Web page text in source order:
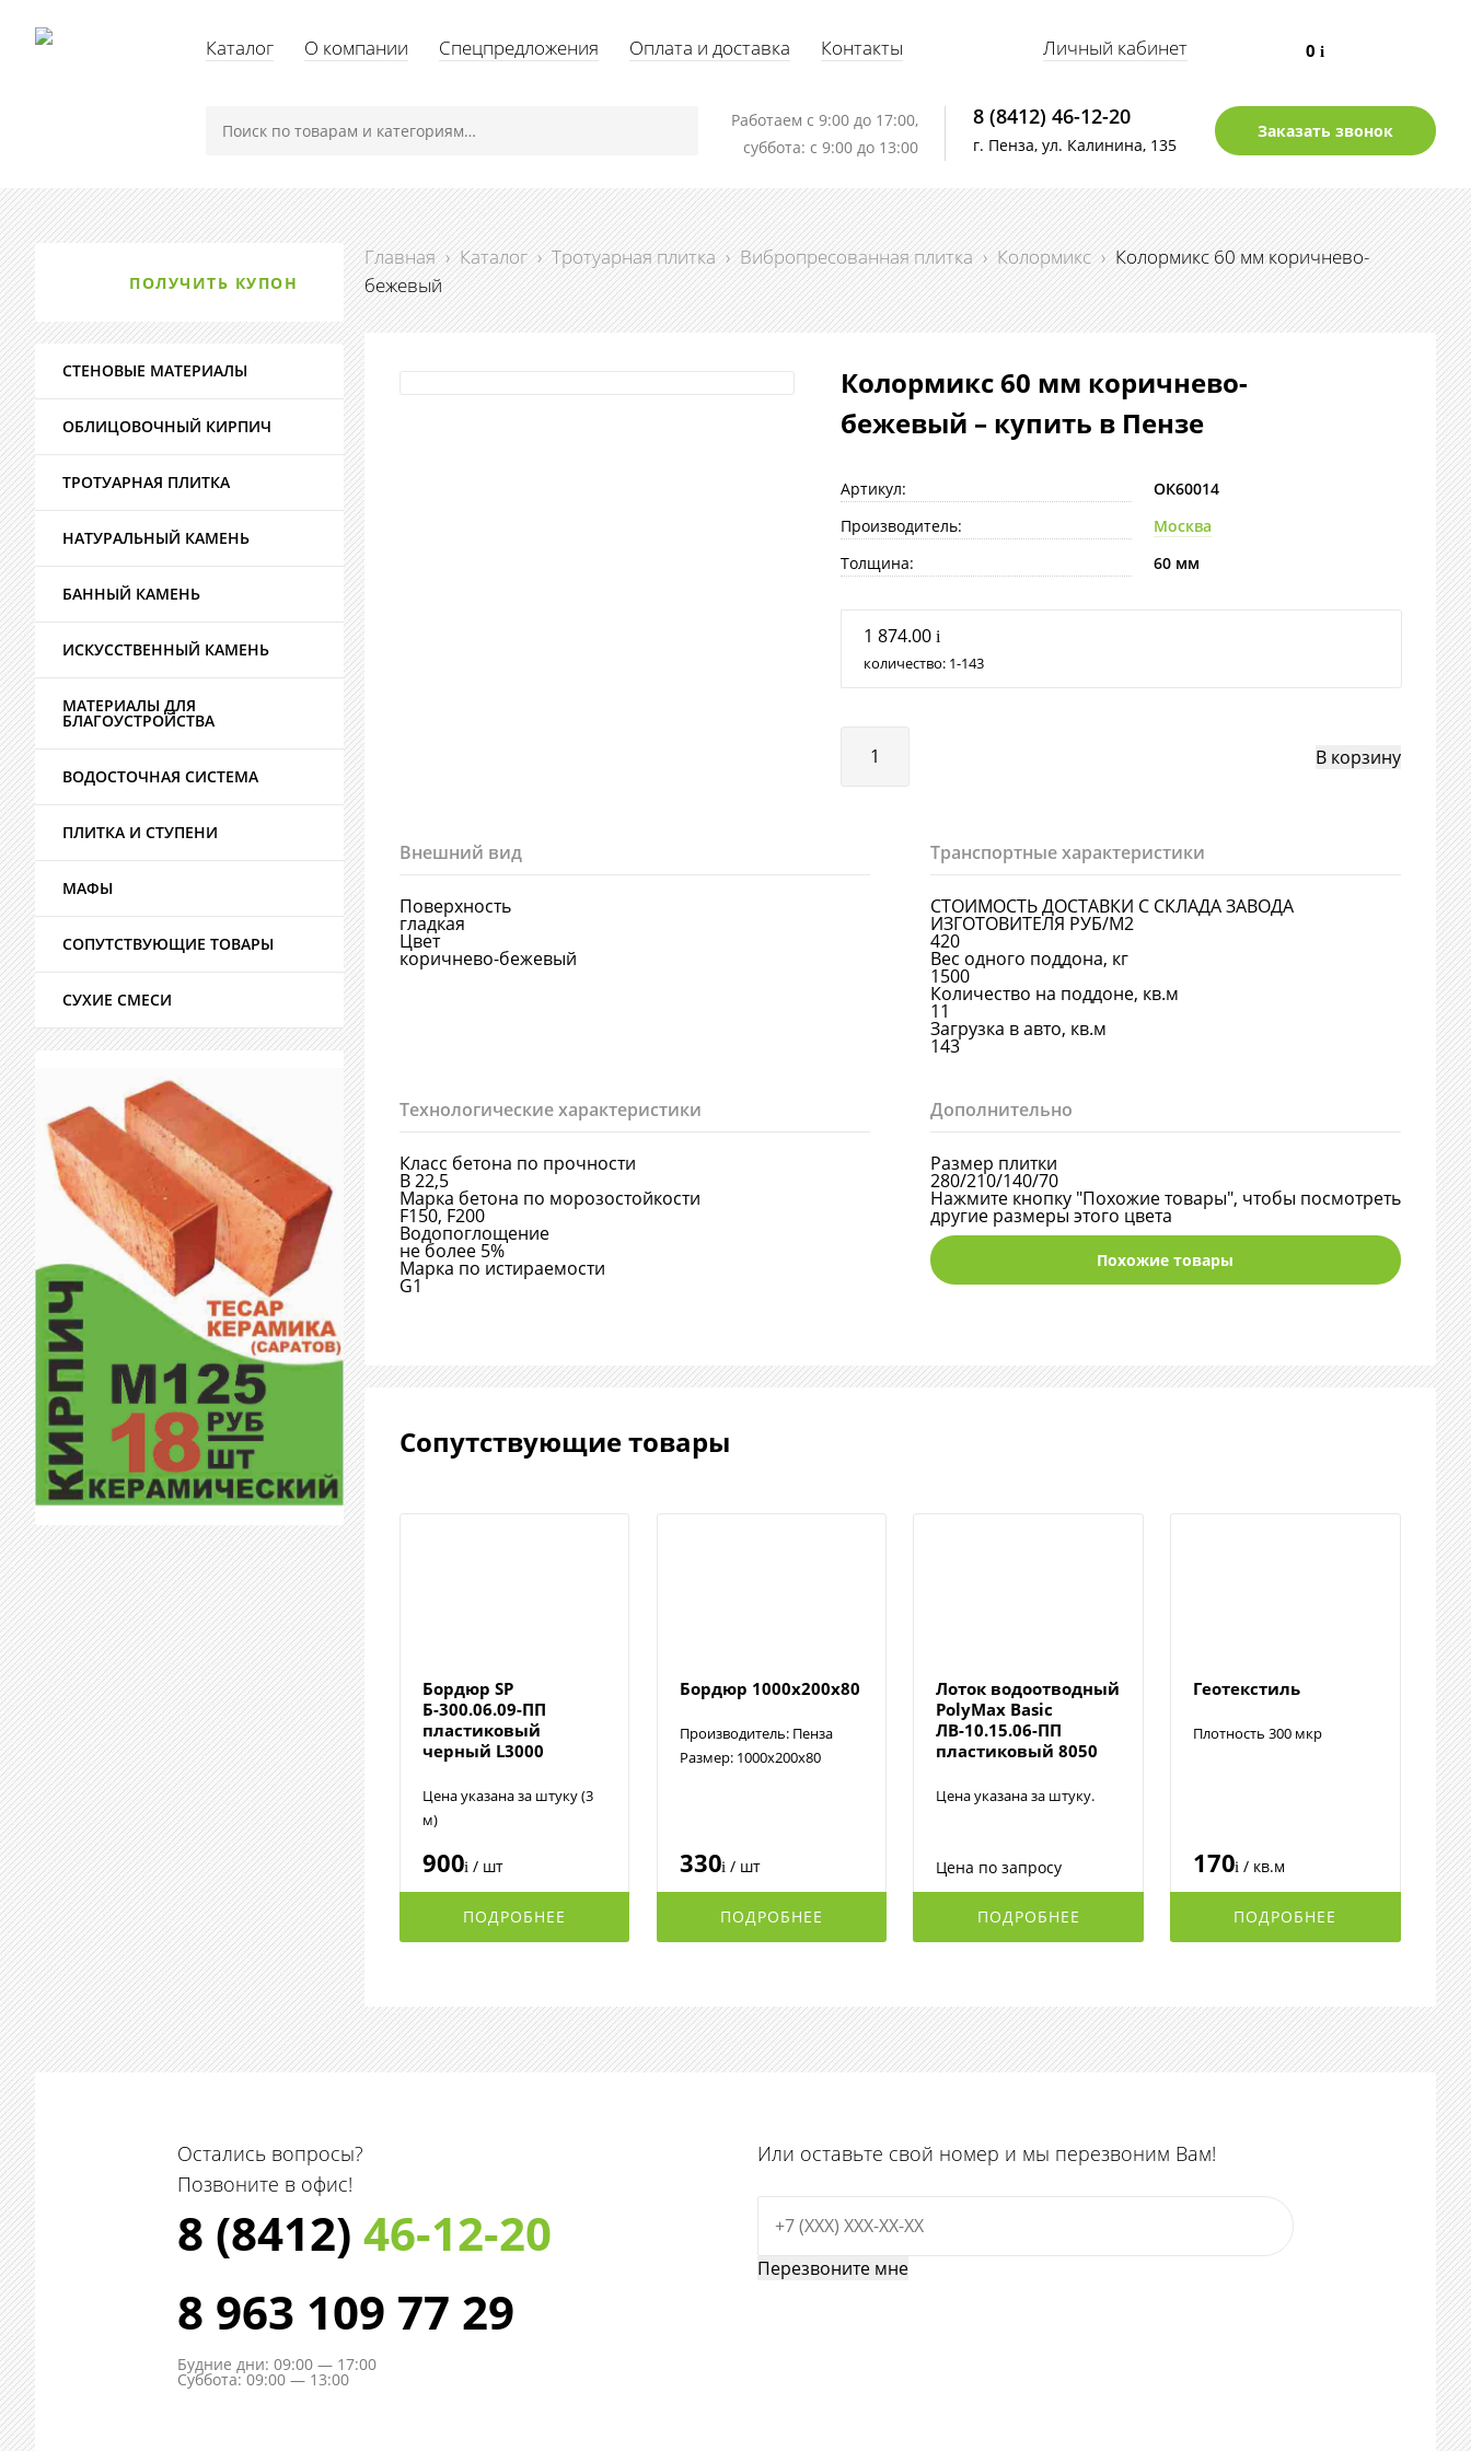
Каталог О компании Спецпредложения Оплата и доставка Контакты Личный кабинет 0i
Работаем c 9:00 до 17:00,
суббота: с 9:00 до 13:00
8 (8412) 46-12-20
г. Пенза, ул. Калинина, 135
Заказать звонок
Главная › Каталог › Тротуарная плитка › Вибропресованная плитка › Колормикс › Колормикс 60 мм коричнево-
бежевый
Колормикс 60 мм коричнево-
бежевый – купить в Пензе
Артикул:
OК60014
Производитель:
Москва
Толщина:
60 мм
1 874.00 i
количество: 1 143
Внешний вид
Поверхность
гладкая
Цвет
коричнево-бежевый
Транспортные характеристики
СТОИМОСТЬ ДОСТАВКИ С СКЛАДА ЗАВОДА
ИЗГОТОВИТЕЛЯ РУБ/М2
420
Вес одного поддона, кг
1500
Количество на поддоне, кв.м
11
Загрузка в авто, кв.м
143
Технологические характеристики
Класс бетона по прочности
B 22,5
Марка бетона по морозостойкости
F150, F200
Водопоглощение
не более 5%
Марка по истираемости
G1
Дополнительно
Размер плитки
280/210/140/70
Нажмите кнопку "Похожие товары", чтобы посмотреть
другие размеры этого цвета
Похожие товары
Сопутствующие товары
Бордюр SP
Б-300.06.09-ПП
пластиковый
черный L3000
Цена указана за штуку (3
м)
900i/ шт
ПОДРОБНЕЕ
Бордюр 1000х200х80
Производитель: Пенза
Размер: 1000х200х80
330i/ шт
ПОДРОБНЕЕ
Лоток водоотводный
PolyMax Basic
ЛВ-10.15.06-ПП
пластиковый 8050
Цена указана за штуку.
Цена по запросу
ПОДРОБНЕЕ
Геотекстиль
Плотность 300 мкр
170i / кв.м
ПОДРОБНЕЕ
ПОЛУЧИТЬ КУПОН
СТЕНОВЫЕ МАТЕРИАЛЫ
ОБЛИЦОВОЧНЫЙ КИРПИЧ
ТРОТУАРНАЯ ПЛИТКА
НАТУРАЛЬНЫЙ КАМЕНЬ
БАННЫЙ КАМЕНЬ
ИСКУССТВЕННЫЙ КАМЕНЬ
МАТЕРИАЛЫ ДЛЯ
БЛАГОУСТРОЙСТВА
ВОДОСТОЧНАЯ СИСТЕМА
ПЛИТКА И СТУПЕНИ
МАФЫ
СОПУТСТВУЮЩИЕ ТОВАРЫ
СУХИЕ СМЕСИ
Остались вопросы?
Позвоните в офис!
8 (8412) 46-12-20
8 963 109 77 29
Будние дни: 09:00 — 17:00
Суббота: 09:00 — 13:00
Или оставьте свой номер и мы перезвоним Вам!